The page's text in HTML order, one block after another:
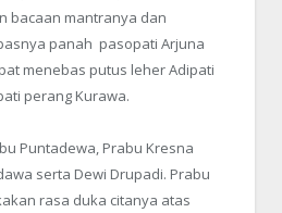
bacaan mantranya dan
panah pasopati Arjuna
menebas putus leher Adipati
perang Kurawa.
Puntadewa, Prabu Kresna
serta Dewi Drupadi. Prabu
rasa duka citanya atas